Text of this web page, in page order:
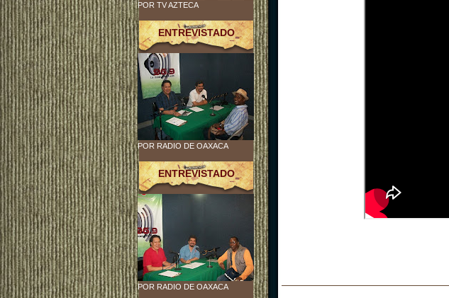
POR TV AZTECA
ENTREVISTADO
POR RADIO DE OAXACA
ENTREVISTADO
POR RADIO DE OAXACA